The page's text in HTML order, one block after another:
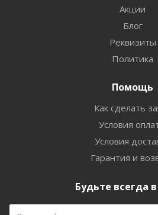
Акции
Блог
Реквизиты
Политика
Помощь
Как сделать
Условия
Условия
Гарантия и
Будьте всегда